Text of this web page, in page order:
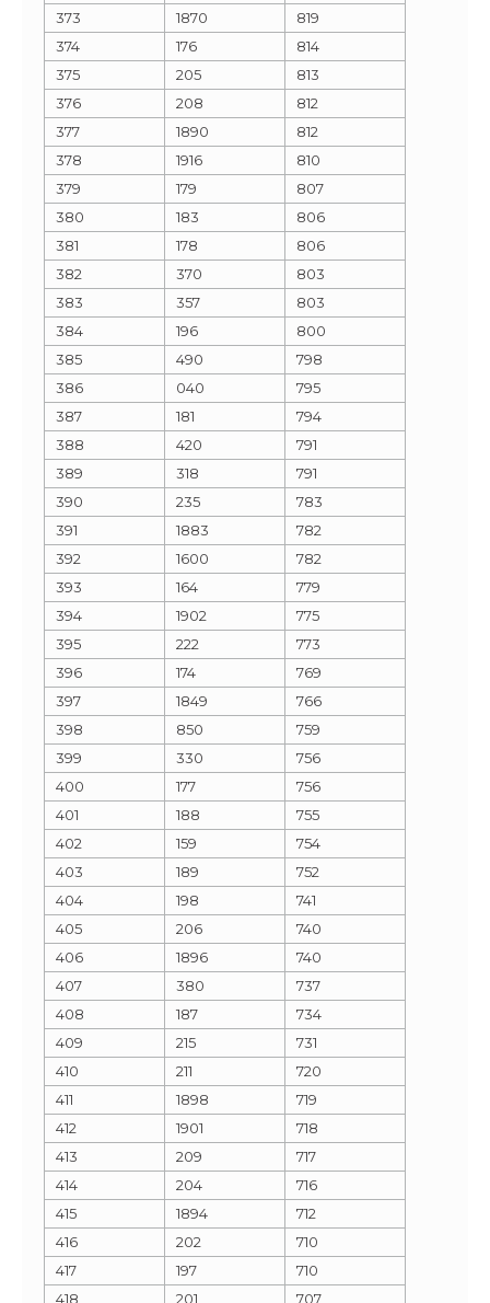
373
1870
819
374
176
814
375
205
813
376
208
812
377
1890
812
378
1916
810
379
179
807
380
183
806
381
178
806
382
370
803
383
357
803
384
196
800
385
490
798
386
040
795
387
181
794
388
420
791
389
318
791
390
235
783
391
1883
782
392
1600
782
393
164
779
394
1902
775
395
222
773
396
174
769
397
1849
766
398
850
759
399
330
756
400
177
756
401
188
755
402
159
754
403
189
752
404
198
741
405
206
740
406
1896
740
407
380
737
408
187
734
409
215
731
410
211
720
411
1898
719
412
1901
718
413
209
717
414
204
716
415
1894
712
416
202
710
417
197
710
418
201 707